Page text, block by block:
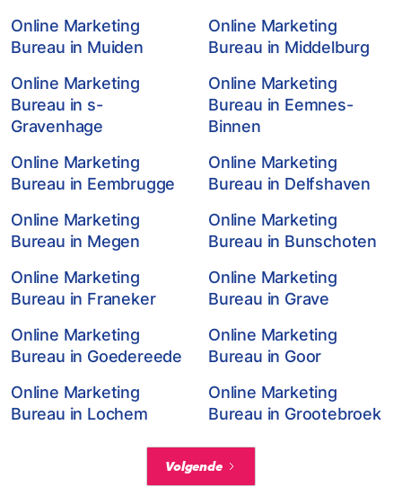
Online Marketing
Bureau in Muiden
Online Marketing
Bureau in Middelburg
Online Marketing
Bureau in s-
Gravenhage
Online Marketing
Bureau in Eemnes-
Binnen
Online Marketing
Bureau in Eembrugge
Online Marketing
Bureau in Delfshaven
Online Marketing
Bureau in Megen
Online Marketing
Bureau in Bunschoten
Online Marketing
Bureau in Franeker
Online Marketing
Bureau in Grave
Online Marketing
Bureau in Goedereede
Online Marketing
Bureau in Goor
Online Marketing
Bureau in Lochem
Online Marketing
Bureau in Grootebroek
Volgende